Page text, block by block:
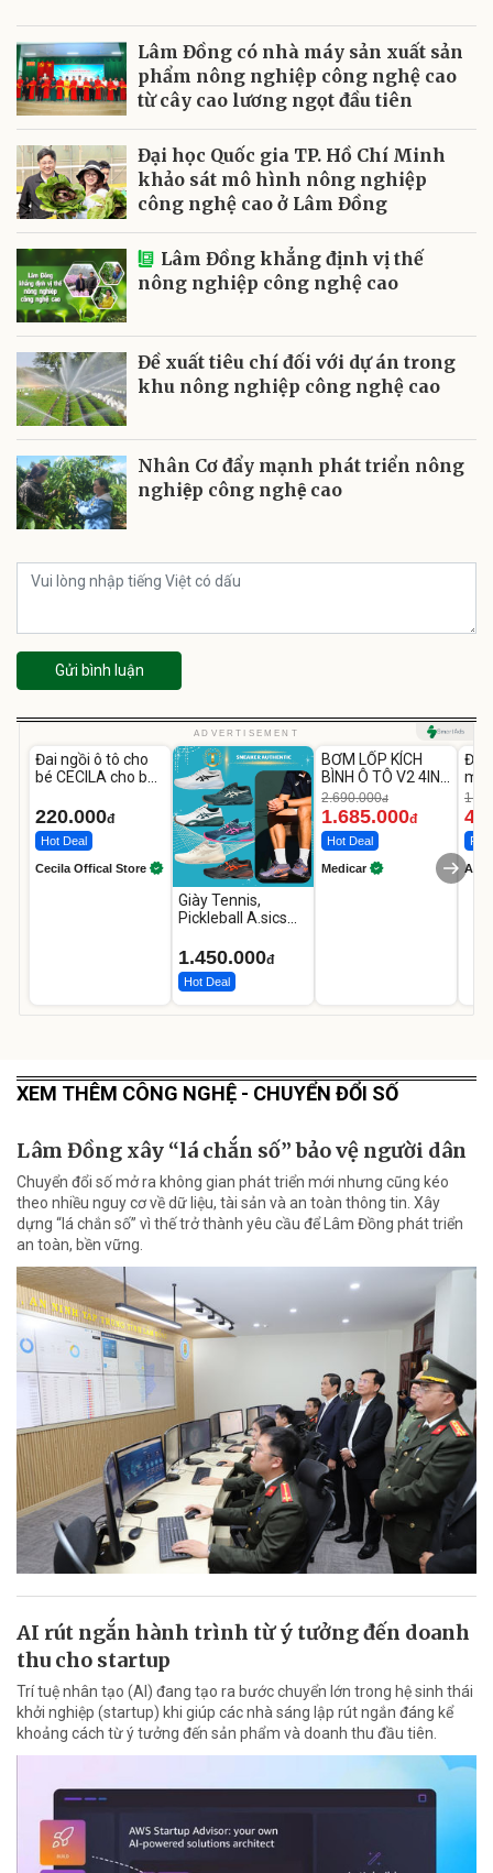
Lâm Đồng có nhà máy sản xuất sản
phẩm nông nghiệp công nghệ cao
từ cây cao lương ngọt đầu tiên
Đại học Quốc gia TP. Hồ Chí Minh
khảo sát mô hình nông nghiệp
công nghệ cao ở Lâm Đồng
Lâm Đồng khẳng định vị thế
nông nghiệp công nghệ cao
Đề xuất tiêu chí đối với dự án trong
khu nông nghiệp công nghệ cao
Nhân Cơ đẩy mạnh phát triển nông
nghiệp công nghệ cao
Gửi bình luận
ADVERTISEMENT
Đai ngồi ô tô cho
bé CECILA cho bé
220.000đ
Hot Deal
Cecila Offical Store
Giày Tennis,
Pickleball A.sics
Các Phối Màu
1.450.000đ
Hot Deal
-37%
BƠM LỐP KÍCH
BÌNH Ô TÔ V2 4IN1
Medicar
12.000mAh
2.690.000đ
1.685.000đ
Hot Deal
Medicar A
XEM THÊM CÔNG NGHỆ - CHUYỂN ĐỔI SỐ
Lâm Đồng xây “lá chắn số” bảo vệ người dân
Chuyển đổi số mở ra không gian phát triển mới nhưng cũng kéo
theo nhiều nguy cơ về dữ liệu, tài sản và an toàn thông tin. Xây
dựng “lá chắn số” vì thế trở thành yêu cầu để Lâm Đồng phát triển
an toàn, bền vững.
AI rút ngắn hành trình từ ý tưởng đến doanh
thu cho startup
Trí tuệ nhân tạo (AI) đang tạo ra bước chuyển lớn trong hệ sinh thái
khởi nghiệp (startup) khi giúp các nhà sáng lập rút ngắn đáng kể
khoảng cách từ ý tưởng đến sản phẩm và doanh thu đầu tiên.